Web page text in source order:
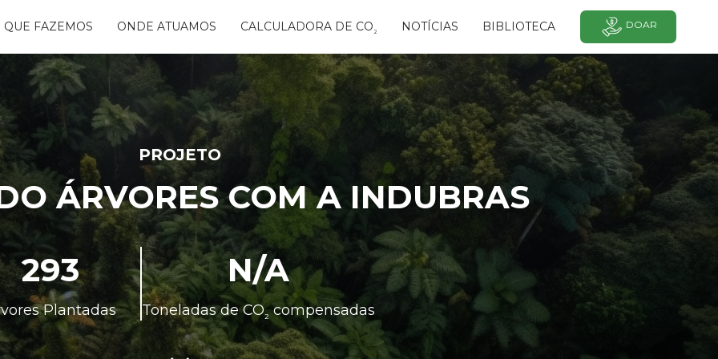
QUE FAZEMOS
ÁGUAS
FREE
DA FLORESTA
RIBEIRA -
ONDE ATUAMOS CALCULADORA DE CO² NOTÍCIAS BIBLIOTECA DOAR
PROJETO
ÁRVORES COM A INDUBRAS
293
Plantadas
N/A
Toneladas de CO²compensadas